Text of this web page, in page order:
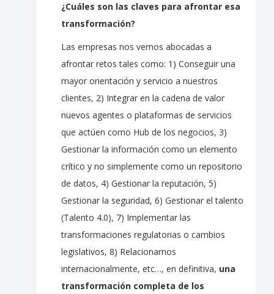
¿Cuáles son las claves para afrontar esa
transformación?
Las empresas nos vemos abocadas a
afrontar retos tales como: 1) Conseguir una
mayor orientación y servicio a nuestros
clientes, 2) Integrar en la cadena de valor
nuevos agentes o plataformas de servicios
que actúen como Hub de los negocios, 3)
Gestionar la información como un elemento
crítico y no simplemente como un repositorio
de datos, 4) Gestionar la reputación, 5)
Gestionar la seguridad, 6) Gestionar el talento
(Talento 4.0), 7) Implementar las
transformaciones regulatorias o cambios
legislativos, 8) Relacionarnos
internacionalmente, etc…, en definitiva, una
transformación completa de los